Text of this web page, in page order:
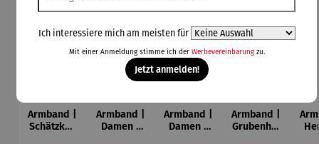
Armband |
Schätzken
Armband |
Damen |
Armband |
Damen |
Armband |
Grubenhol
Ich interessiere mich am meisten für
Mit einer Anmeldung stimme ich der Werbevereinbarungzu.
Jetzt anmelden!